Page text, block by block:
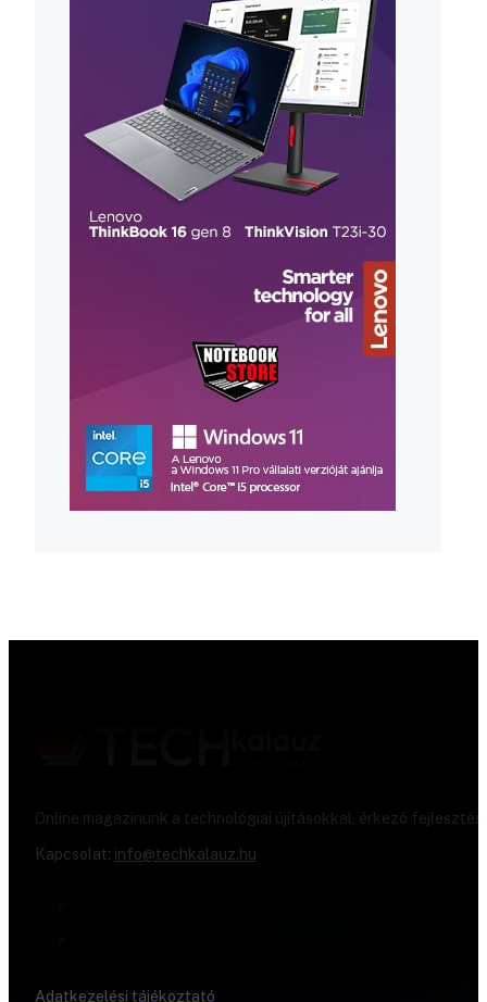
Online magazinunk a technológiai újításokkal, érkező
Kapcsolat: info@techkalauz.hu
Adatkezelési tájékoztató